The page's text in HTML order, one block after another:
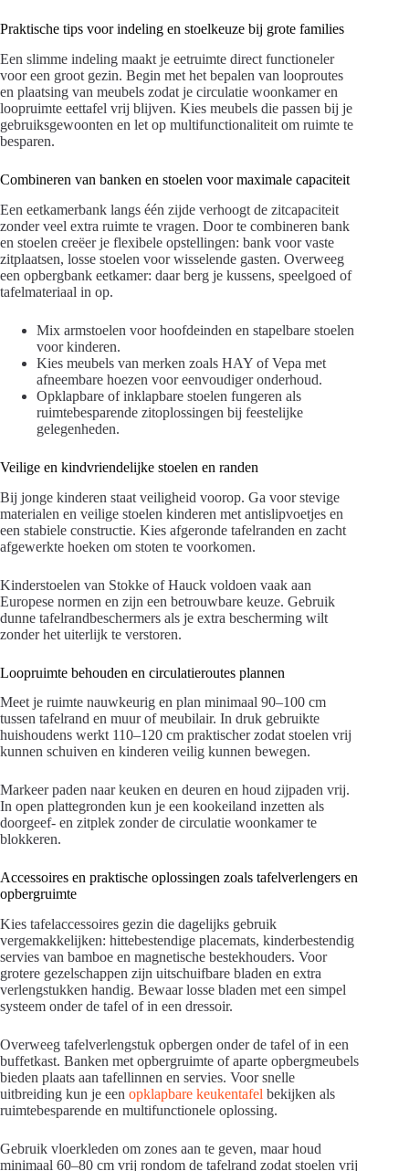
Praktische tips voor indeling en stoelkeuze bij grote families
Een slimme indeling maakt je eetruimte direct functioneler
voor een groot gezin. Begin met het bepalen van looproutes
en plaatsing van meubels zodat je circulatie woonkamer en
loopruimte eettafel vrij blijven. Kies meubels die passen bij je
gebruiksgewoonten en let op multifunctionaliteit om ruimte te
besparen.
Combineren van banken en stoelen voor maximale capaciteit
Een eetkamerbank langs één zijde verhoogt de zitcapaciteit
zonder veel extra ruimte te vragen. Door te combineren bank
en stoelen creëer je flexibele opstellingen: bank voor vaste
zitplaatsen, losse stoelen voor wisselende gasten. Overweeg
een opbergbank eetkamer: daar berg je kussens, speelgoed of
tafelmateriaal in op.
Mix armstoelen voor hoofdeinden en stapelbare stoelen
voor kinderen.
Kies meubels van merken zoals HAY of Vepa met
afneembare hoezen voor eenvoudiger onderhoud.
Opklapbare of inklapbare stoelen fungeren als
ruimtebesparende zitoplossingen bij feestelijke
gelegenheden.
Veilige en kindvriendelijke stoelen en randen
Bij jonge kinderen staat veiligheid voorop. Ga voor stevige
materialen en veilige stoelen kinderen met antislipvoetjes en
een stabiele constructie. Kies afgeronde tafelranden en zacht
afgewerkte hoeken om stoten te voorkomen.
Kinderstoelen van Stokke of Hauck voldoen vaak aan
Europese normen en zijn een betrouwbare keuze. Gebruik
dunne tafelrandbeschermers als je extra bescherming wilt
zonder het uiterlijk te verstoren.
Loopruimte behouden en circulatieroutes plannen
Meet je ruimte nauwkeurig en plan minimaal 90–100 cm
tussen tafelrand en muur of meubilair. In druk gebruikte
huishoudens werkt 110–120 cm praktischer zodat stoelen vrij
kunnen schuiven en kinderen veilig kunnen bewegen.
Markeer paden naar keuken en deuren en houd zijpaden vrij.
In open plattegronden kun je een kookeiland inzetten als
doorgeef- en zitplek zonder de circulatie woonkamer te
blokkeren.
Accessoires en praktische oplossingen zoals tafelverlengers en
opbergruimte
Kies tafelaccessoires gezin die dagelijks gebruik
vergemakkelijken: hittebestendige placemats, kinderbestendig
servies van bamboe en magnetische bestekhouders. Voor
grotere gezelschappen zijn uitschuifbare bladen en extra
verlengstukken handig. Bewaar losse bladen met een simpel
systeem onder de tafel of in een dressoir.
Overweeg tafelverlengstuk opbergen onder de tafel of in een
buffetkast. Banken met opbergruimte of aparte opbergmeubels
bieden plaats aan tafellinnen en servies. Voor snelle
uitbreiding kun je een opklapbare keukentafel bekijken als
ruimtebesparende en multifunctionele oplossing.
Gebruik vloerkleden om zones aan te geven, maar houd
minimaal 60–80 cm vrij rondom de tafelrand zodat stoelen vrij